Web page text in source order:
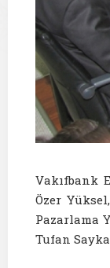
Vakıfbank
Özer
Pazarlama
Tufan